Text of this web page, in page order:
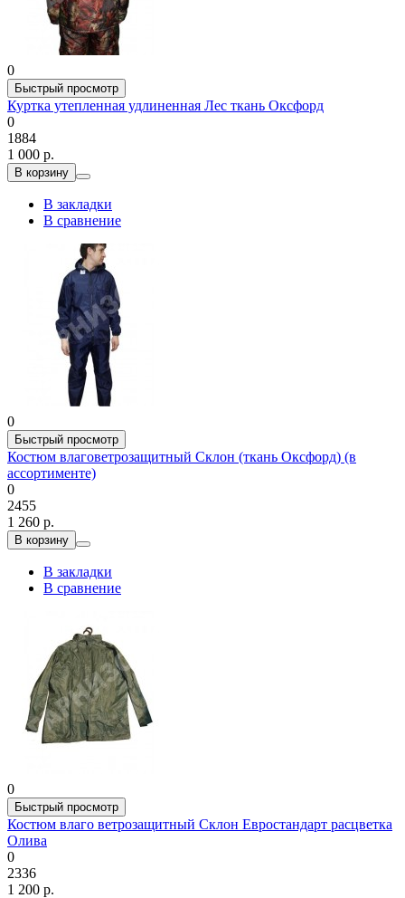
0
Быстрый просмотр
Куртка утепленная удлиненная Лес ткань Оксфорд
0
1884
1 000 р.
В корзину
В закладки
В сравнение
0
Быстрый просмотр
Костюм влаговетрозащитный Склон (ткань Оксфорд) (в
ассортименте)
0
2455
1 260 р.
В корзину
В закладки
В сравнение
0
Быстрый просмотр
Костюм влаго ветрозащитный Склон Евростандарт расцветка
Олива
0
2336
1 200 р.